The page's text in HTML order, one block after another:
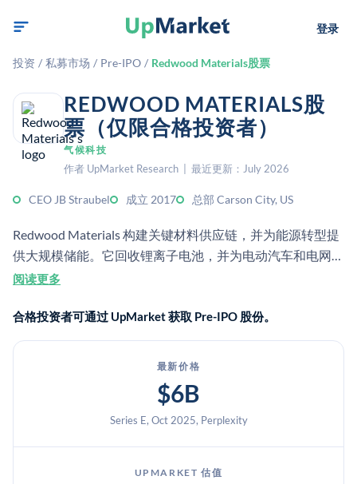
登录
投资 / 私募市场 / Pre-IPO / Redwood Materials股票
REDWOOD MATERIALS股
票（仅限合格投资者）
气候科技
作者 UpMarket Research | 最近更新：July 2026
CEO JB Straubel 成立 2017 总部 Carson City, US
Redwood Materials 构建关键材料供应链，并为能源转型提
供大规模储能。它回收锂离子电池，并为电动汽车和电网储
能生产电池材料。
阅读更多
合格投资者可通过 UpMarket 获取 Pre-IPO 股份。
最新价格
$6B
Series E, Oct 2025, Perplexity
UPMARKET 估值